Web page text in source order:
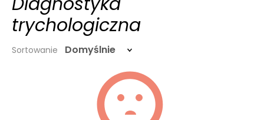
trychologiczna
Sortowanie Domyślnie